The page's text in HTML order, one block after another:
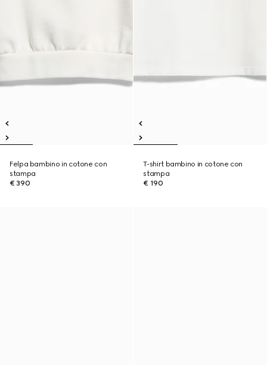
Felpa bambino in cotone con
stampa
€ 390
T-shirt bambino in cotone con
stampa
€ 190